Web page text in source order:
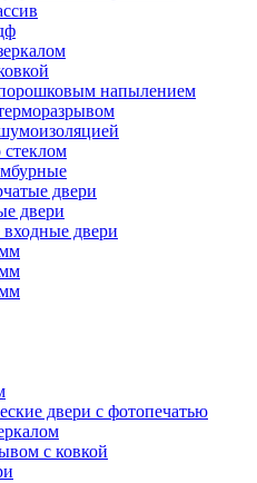
напылением
двери
двери
двери
двери с фотопечатью
с ковкой